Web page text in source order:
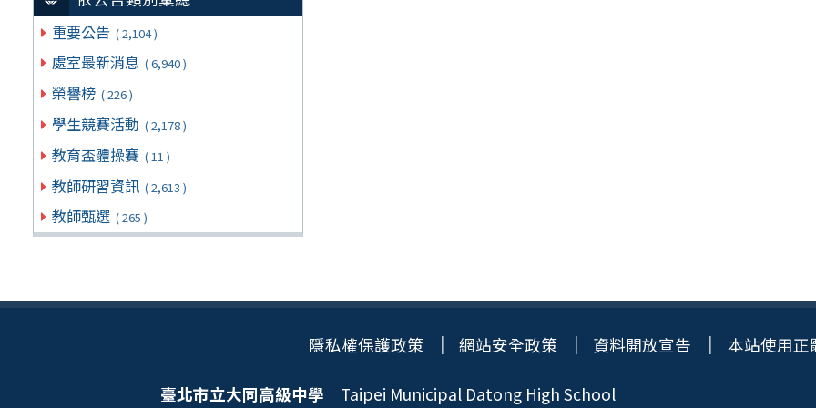
重要公告 ( 2,104 )
處室最新消息 ( 6,940 )
榮譽榜 ( 226 )
學生競賽活動 ( 2,178 )
教育盃體操賽 ( 11 )
教師研習資訊 ( 2,613 )
教師甄選 ( 265 )
隱私權保護政策 網站安全政策 資料開放宣告 本站使用正
臺北市立大同高級中學 Taipei Municipal Datong High School